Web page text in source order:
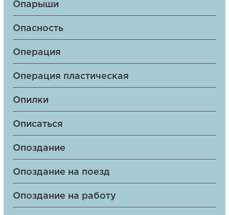
Опарыши
Опасность
Операция
Операция пластическая
Опилки
Описаться
Опоздание
Опоздание на поезд
Опоздание на работу